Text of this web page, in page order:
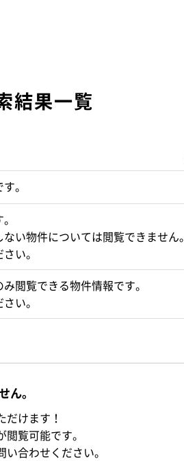
結果一覧
。
い物件については閲覧できません。
い。
閲覧できる物件情報です。
い。
ん。
けます！
覧可能です。
合わせください。